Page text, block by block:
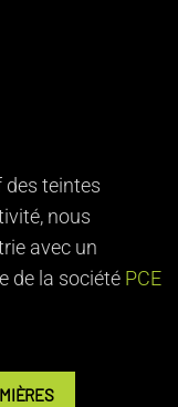
teintes
nous
avec un
de la société PCE